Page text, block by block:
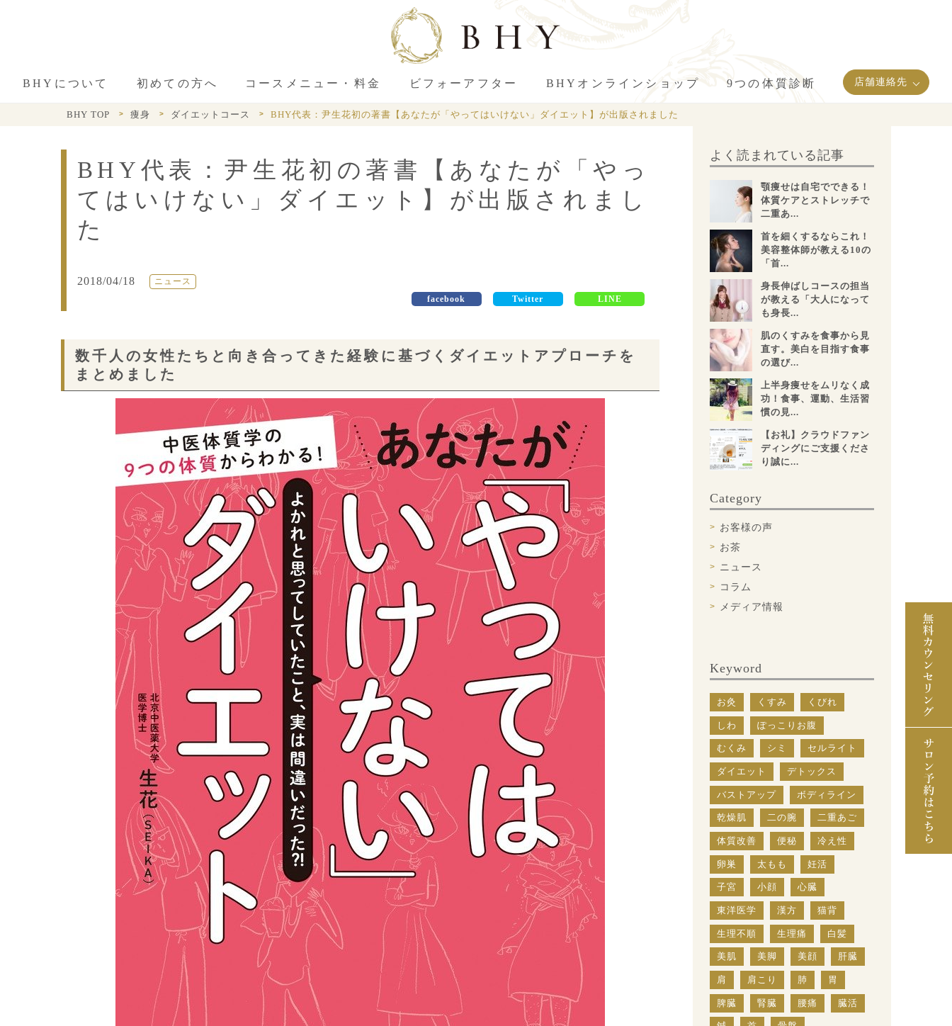
BHYについて 初めての方へ コースメニュー・料金 ビフォーアフター BHYオンラインショップ 9つの体質診断 店舗連絡先
BHY TOP 痩身 ダイエットコース BHY代表：尹生花初の著書【あなたが「やってはいけない」ダイエット】が出版されました
BHY代表：尹生花初の著書【あなたが「やっ
てはいけない」ダイエット】が出版されまし
た
2018/04/18
ニュース
facebook
Twitter LINE
数千人の女性たちと向き合ってきた経験に基づくダイエットアプローチを
まとめました
よく読まれている記事
顎痩せは自宅でできる！
体質ケアとストレッチで
二重あ...
首を細くするならこれ！
美容整体師が教える10の
「首...
身長伸ばしコースの担当
が教える「大人になって
も身長...
肌のくすみを食事から見
直す。美白を目指す食事
の選び...
上半身痩せをムリなく成
功！食事、運動、生活習
慣の見...
【お礼】クラウドファン
ディングにご支援くださ
り誠に...
Category
お客様の声
お茶
ニュース
コラム
メディア情報
Keyword
お灸 くすみ くびれ
しわ ぽっこりお腹
むくみ シミ セルライト
ダイエット デトックス
バストアップ ボディライン
乾燥肌 二の腕 二重あご
体質改善 便秘 冷え性
卵巣 太もも 妊活
子宮 小顔 心臓
東洋医学 漢方 猫背
生理不順 生理痛 白髪
美肌 美脚 美顔 肝臓
肩 肩こり 肺 胃
脾臓 腎臓 腰痛 臓活